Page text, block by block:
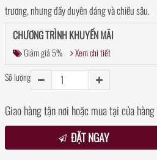
trương, nhưng đầy duyên dáng và chiều sâu.
CHƯƠNG TRÌNH KHUYẾN MÃI
Giảm giá 5%
Xem chi tiết
Số lượng
Giao hàng tận nơi hoặc mua tại cửa hàng
ĐẶT NGAY